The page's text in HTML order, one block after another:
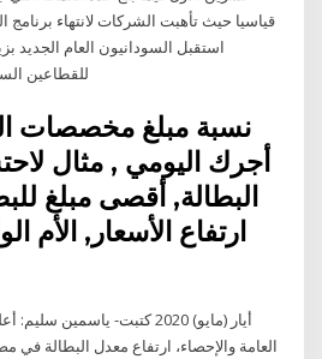
قياسيا حيث تأهبت الشركات لانتهاء
استقبل السودانيون العام الجديد
للقطاعين
نسبة مبلغ مخصصات
أجرك اليومي , مثال
البطالة, أقصى مبلغ
ارتفاع الأسعار, الأم